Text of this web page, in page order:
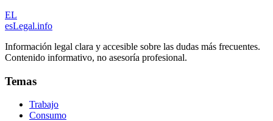
EL
esLegal.info
Información legal clara y accesible sobre las dudas más frecuentes.
Contenido informativo, no asesoría profesional.
Temas
Trabajo
Consumo